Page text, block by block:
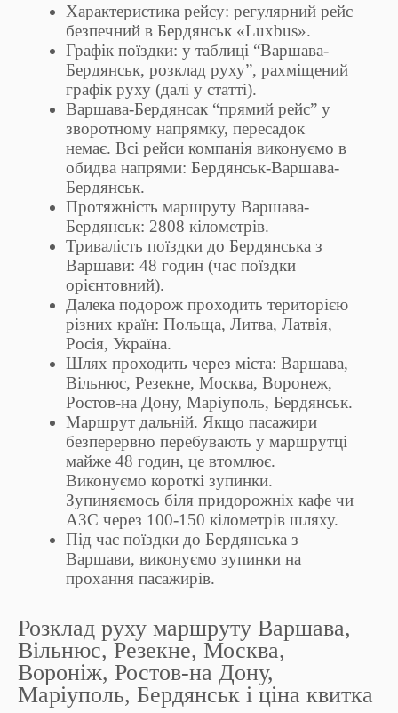
Характеристика рейсу: регулярний рейс
безпечний в Бердянськ «Luxbus».
Графік поїздки: у таблиці “Варшава-
Бердянськ, розклад руху”, рахміщений
графік руху (далі у статті).
Варшава-Бердянсак “прямий рейс” у
зворотному напрямку, пересадок
немає. Всі рейси компанія виконуємо в
обидва напрями: Бердянськ-Варшава-
Бердянськ.
Протяжність маршруту Варшава-
Бердянськ: 2808 кілометрів.
Тривалість поїздки до Бердянська з
Варшави: 48 годин (час поїздки
орієнтовний).
Далека подорож проходить територією
різних країн: Польща, Литва, Латвія,
Росія, Україна.
Шлях проходить через міста: Варшава,
Вільнюс, Резекне, Москва, Воронеж,
Ростов-на Дону, Маріуполь, Бердянськ.
Маршрут дальній. Якщо пасажири
безперервно перебувають у маршрутці
майже 48 годин, це втомлює.
Виконуємо короткі зупинки.
Зупиняємось біля придорожніх кафе чи
АЗС через 100-150 кілометрів шляху.
Під час поїздки до Бердянська з
Варшави, виконуємо зупинки на
прохання пасажирів.
Розклад руху маршруту Варшава,
Вільнюс, Резекне, Москва,
Вороніж, Ростов-на Дону,
Маріуполь, Бердянськ і ціна квитка